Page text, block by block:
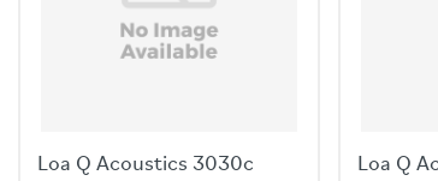
Thiết Kế Tủ Loa
Kết Nối
Loa Q Acoustics 3030c Loa Q